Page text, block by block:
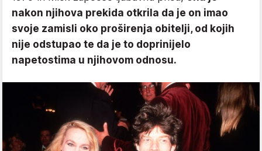
nakon njihova prekida otkrila da je on imao
svoje zamisli oko proširenja obitelji, od kojih
nije odstupao te da je to doprinijelo
napetostima u njihovom odnosu.